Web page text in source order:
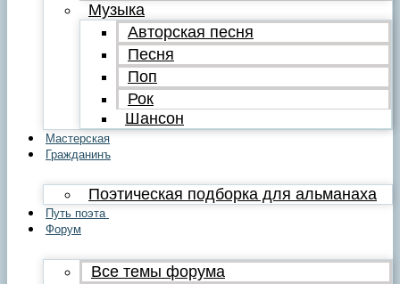
Музыка
Авторская песня
Песня
Поп
Рок
Шансон
Мастерская
Гражданинъ
Поэтическая подборка для альманаха
Путь поэта
Форум
Все темы форума